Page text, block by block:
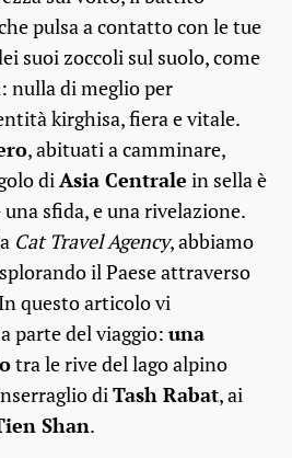
pulsa a contatto con le tue
suoi zoccoli sul suolo, come
nulla di meglio per
kirghisa, fiera e vitale.
, abituati a camminare,
diAsia Centrale in sella è
sfida, e una rivelazione.
Cat Travel Agency, abbiamo
il Paese attraverso
questo articolo vi
parte del viaggio:una
tra le rive del lago alpino
diTash Rabat, ai
Shan.